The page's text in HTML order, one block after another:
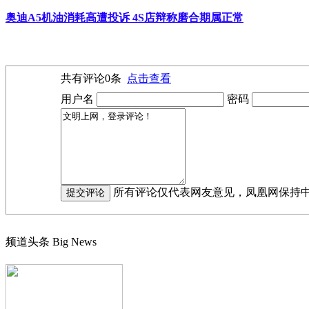
奥迪A5机油消耗高遭投诉 4S店辩称磨合期属正常
共有评论0条
点击查看
用户名
密码
所有评论仅代表网友意见，凤凰网保持
频道头条 Big News